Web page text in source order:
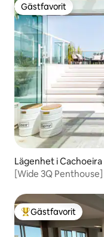
Gästfavorit
Gästfavorit
Lägenhet i
[Wide 3Q
Populär gästfavorit
Gästfavorit